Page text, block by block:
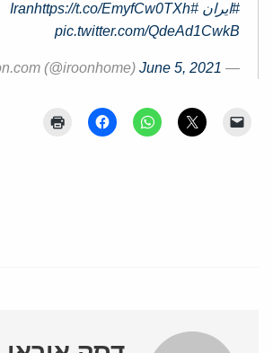
#ایران #Iran
https://t.co/EmyfCw0TXh
pic.twitter.com/QdeAd1CwkB
— iroon.com (@iroonhome)
June 5, 2021